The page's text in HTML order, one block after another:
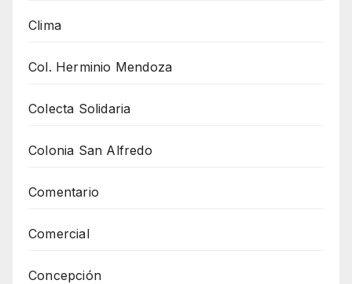
Clima
Col. Herminio Mendoza
Colecta Solidaria
Colonia San Alfredo
Comentario
Comercial
Concepción